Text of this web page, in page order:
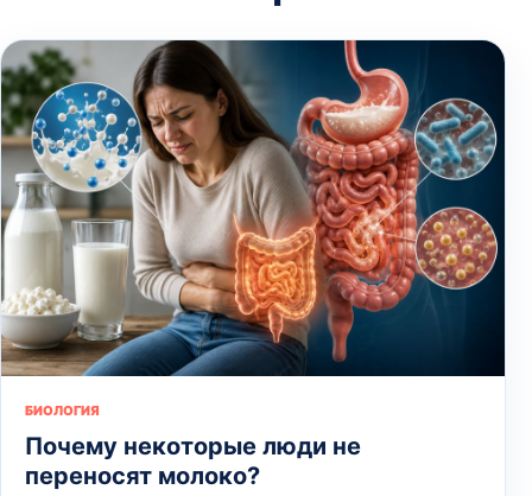
БИОЛОГИЯ
Почему некоторые люди не
переносят молоко?